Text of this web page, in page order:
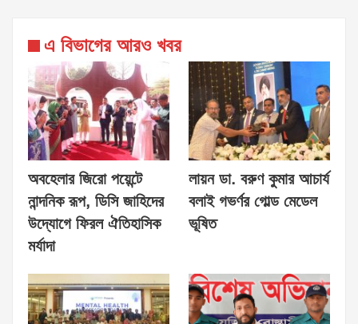
এ বিভাগের আরও খবর
অবহেলার জিরো পয়েন্টে
নান্দনিক রূপ, ডিসি জাহিদের
উদ্যোগে ফিরল ঐতিহাসিক
মর্যাদা
লায়ন ডা. বরুণ কুমার আচার্য
বলাই গভর্ণর গোল্ড মেডেল
ভূষিত